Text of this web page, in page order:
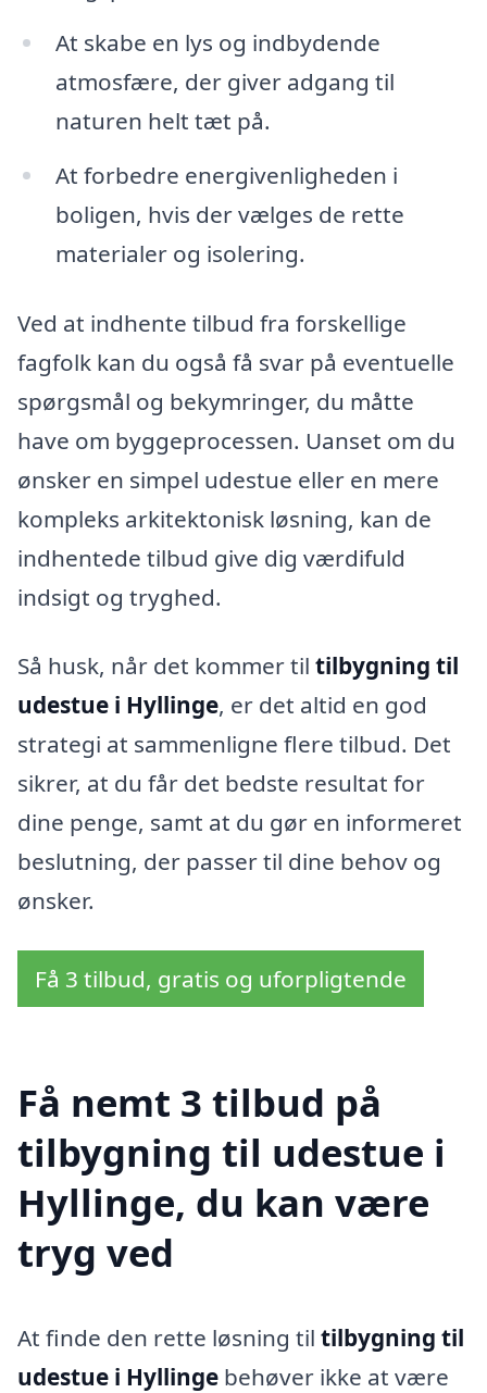
At skabe en lys og indbydende
atmosfære, der giver adgang til
naturen helt tæt på.
At forbedre energivenligheden i
boligen, hvis der vælges de rette
materialer og isolering.
Ved at indhente tilbud fra forskellige
fagfolk kan du også få svar på eventuelle
spørgsmål og bekymringer, du måtte
have om byggeprocessen. Uanset om du
ønsker en simpel udestue eller en mere
kompleks arkitektonisk løsning, kan de
indhentede tilbud give dig værdifuld
indsigt og tryghed.
Så husk, når det kommer til tilbygning til
udestue i Hyllinge, er det altid en god
strategi at sammenligne flere tilbud. Det
sikrer, at du får det bedste resultat for
dine penge, samt at du gør en informeret
beslutning, der passer til dine behov og
ønsker.
Få 3 tilbud, gratis og uforpligtende
Få nemt 3 tilbud på
tilbygning til udestue i
Hyllinge, du kan være
tryg ved
At finde den rette løsning til tilbygning til
udestue i Hyllinge behøver ikke at være